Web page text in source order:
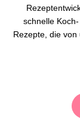
schnelle
Rezepte, die